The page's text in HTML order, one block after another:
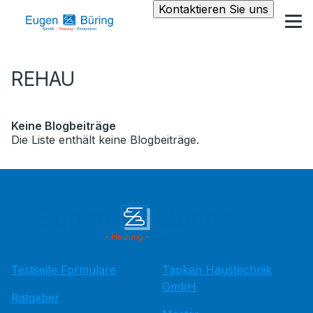
Kontaktieren Sie uns
REHAU
Keine Blogbeiträge
Die Liste enthält keine Blogbeiträge.
Testseite Formulare
Ratgeber
Tapken Haustechnik
GmbH